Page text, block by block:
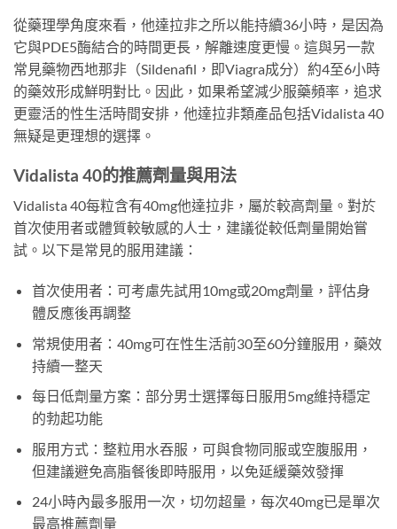
從藥理學角度來看，他達拉非之所以能持續36小時，是因為
它與PDE5酶結合的時間更長，解離速度更慢。這與另一款
常見藥物西地那非（Sildenafil，即Viagra成分）約4至6小時
的藥效形成鮮明對比。因此，如果希望減少服藥頻率，追求
更靈活的性生活時間安排，他達拉非類產品包括Vidalista 40
無疑是更理想的選擇。
Vidalista 40的推薦劑量與用法
Vidalista 40每粒含有40mg他達拉非，屬於較高劑量。對於
首次使用者或體質較敏感的人士，建議從較低劑量開始嘗
試。以下是常見的服用建議：
首次使用者：可考慮先試用10mg或20mg劑量，評估身
體反應後再調整
常規使用者：40mg可在性生活前30至60分鐘服用，藥效
持續一整天
每日低劑量方案：部分男士選擇每日服用5mg維持穩定
的勃起功能
服用方式：整粒用水吞服，可與食物同服或空腹服用，
但建議避免高脂餐後即時服用，以免延緩藥效發揮
24小時內最多服用一次，切勿超量，每次40mg已是單次
最高推薦劑量